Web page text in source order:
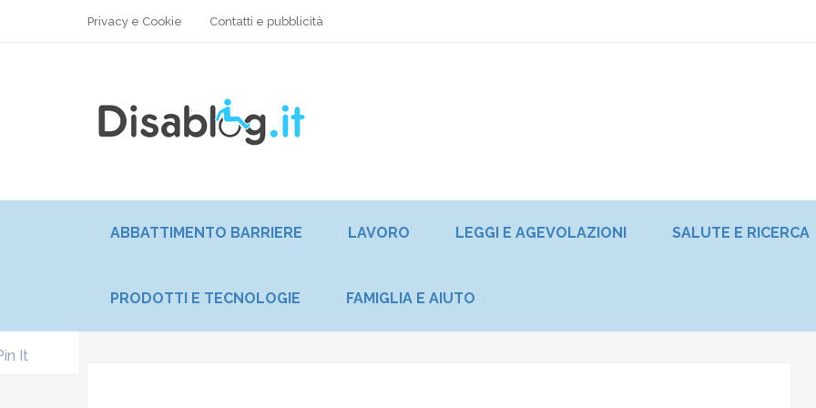
Privacy e Cookie Contatti e pubblicità
ABBATTIMENTO BARRIERE LAVORO LEGGI E AGEVOLAZIONI SALUTE E RICERCA
PRODOTTI E TECNOLOGIE FAMIGLIA E AIUTO
It